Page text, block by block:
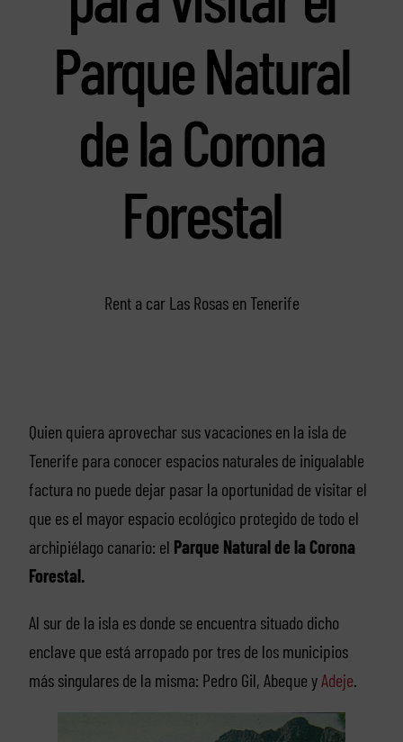
Parque Natural
de la Corona
Forestal
Rent a car Las Rosas en Tenerife
Quien quiera aprovechar sus vacaciones en la isla de
Tenerife para conocer espacios naturales de inigualable
factura no puede dejar pasar la oportunidad de visitar el
que es el mayor espacio ecológico protegido de todo el
archipiélago canario: el Parque Natural de la Corona
Forestal.
Al sur de la isla es donde se encuentra situado dicho
enclave que está arropado por tres de los municipios
más singulares de la misma: Pedro Gil, Abeque yAdeje.